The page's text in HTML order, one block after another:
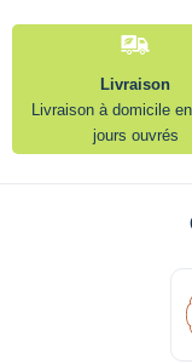
Livraison
Livraison à domicile
jours ouvrés